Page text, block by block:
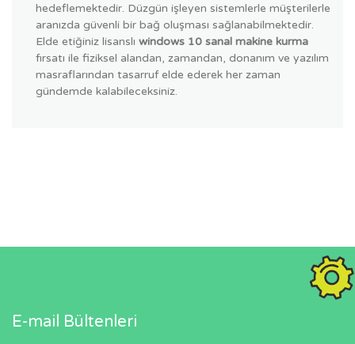
hedeflemektedir. Düzgün işleyen sistemlerle müşterilerle
aranızda güvenli bir bağ oluşması sağlanabilmektedir.
Elde etiğiniz lisanslı windows 10 sanal makine kurma
fırsatı ile fiziksel alandan, zamandan, donanım ve yazılım
masraflarından tasarruf elde ederek her zaman
gündemde kalabileceksiniz.
E-mail Bültenleri